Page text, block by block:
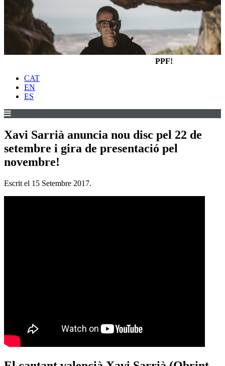
PPF!
CAT
EN
ES
Xavi Sarrià anuncia nou disc pel 22 de
setembre i gira de presentació pel
novembre!
Escrit el 15 Setembre 2017.